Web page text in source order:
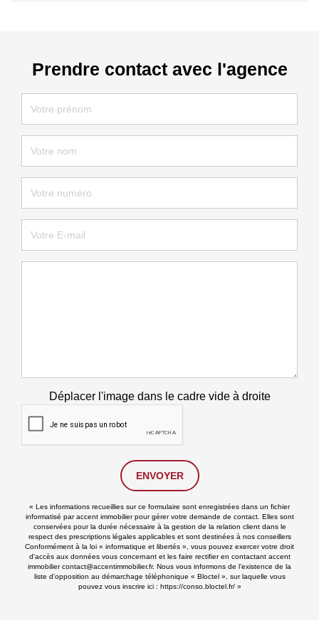
Prendre contact avec l'agence
Déplacer l'image dans le cadre vide à droite
ENVOYER
« Les informations recueillies sur ce formulaire sont enregistrées dans un fichier
informatisé par accent immobilier pour gérer votre demande de contact. Elles sont
conservées pour la durée nécessaire à la gestion de la relation client dans le
respect des prescriptions légales applicables et sont destinées à nos conseillers
Conformément à la loi « informatique et libertés », vous pouvez exercer votre droit
d'accès aux données vous concernant et les faire rectifier en contactant accent
immobilier contact@accentimmobilier.fr. Nous vous informons de l’existence de la
liste d'opposition au démarchage téléphonique « Bloctel », sur laquelle vous
pouvez vous inscrire ici : https://conso.bloctel.fr/»